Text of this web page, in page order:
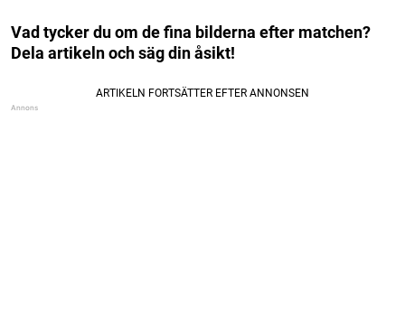
Vad tycker du om de fina bilderna efter matchen?
Dela artikeln och säg din åsikt!